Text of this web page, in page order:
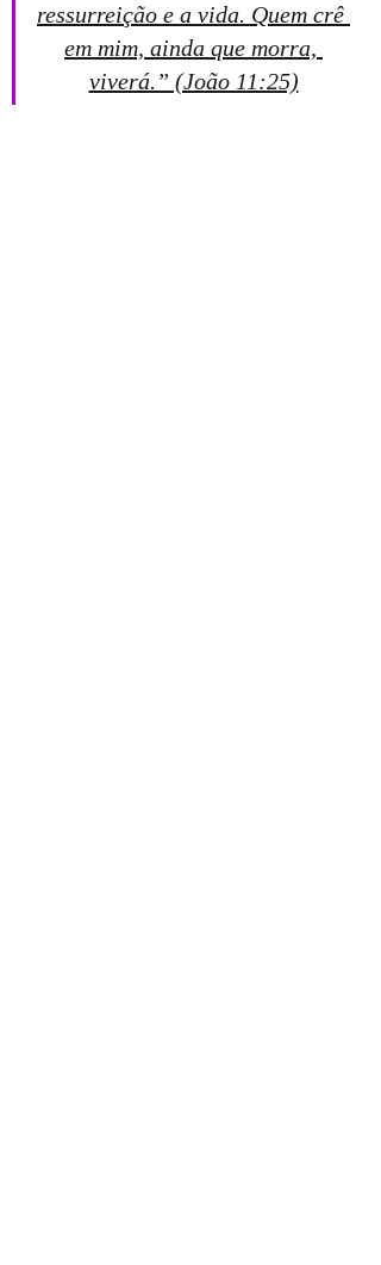
ressurreição e a vida. Quem crê
em mim, ainda que morra,
viverá.” (João 11:25)